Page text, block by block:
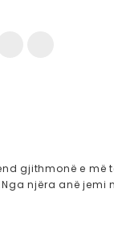
gjithmonë e më
njëra anë